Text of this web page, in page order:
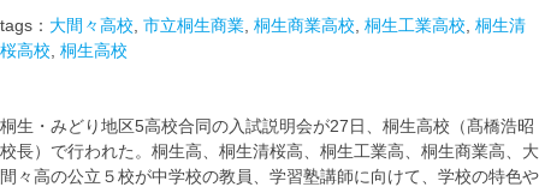
tags： 大間々高校 市立桐生商業 桐生商業高校 桐生工業高校 桐生清
桜高校 桐生高校
桐生・みどり地区5高校合同の入試説明会が27日、桐生高校（髙橋浩昭
校長）で行われた。桐生高、桐生清桜高、桐生工業高、桐生商業高、大
間々高の公立５校が中学校の教員、学習塾講師に向けて、学校の特色や